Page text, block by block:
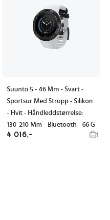
Suunto 5 - 46 Mm - Svart -
Sportsur Med Stropp - Silikon
- Hvit - Håndleddstørrelse:
130-210 Mm - Bluetooth - 66 G
4 016,- 1